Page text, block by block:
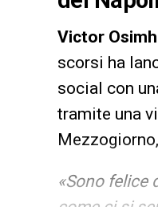
Victor
scorsi ha
social con
tramite una
«Sono felice